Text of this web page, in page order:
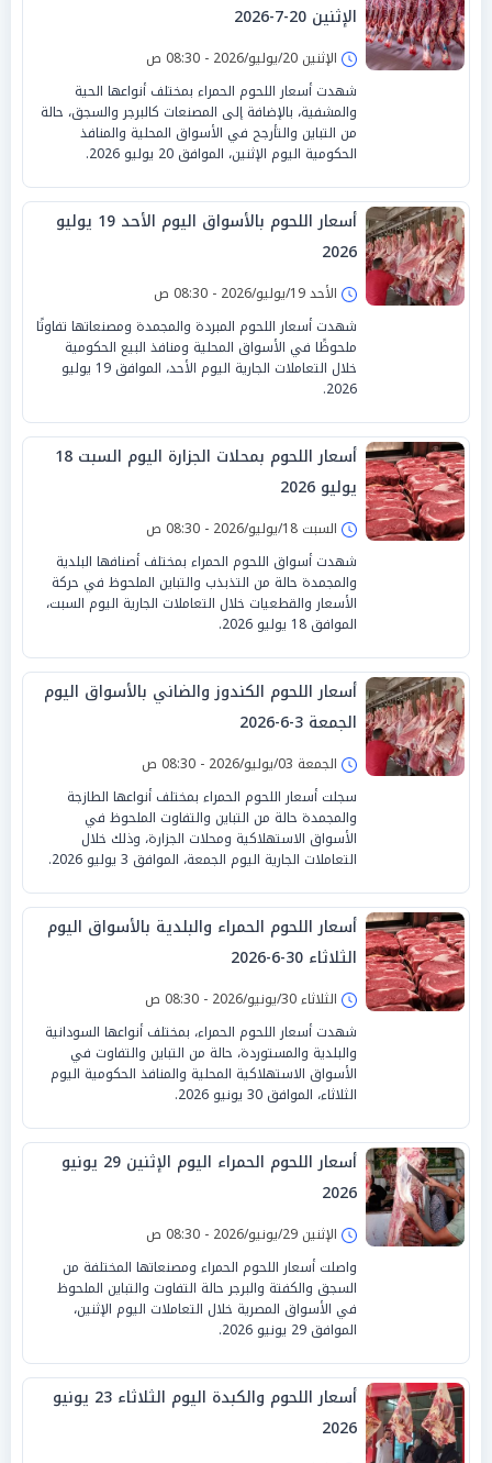
الإثنين 20-7-2026
الإثنين 20/يوليو/2026 - 08:30 ص
شهدت أسعار اللحوم الحمراء بمختلف أنواعها الحية
والمشفية، بالإضافة إلى المصنعات كالبرجر والسجق، حالة
من التباين والتأرجح في الأسواق المحلية والمنافذ
الحكومية اليوم الإثنين، الموافق 20 يوليو 2026.
أسعار اللحوم بالأسواق اليوم الأحد 19 يوليو
2026
الأحد 19/يوليو/2026 - 08:30 ص
شهدت أسعار اللحوم المبردة والمجمدة ومصنعاتها تفاوتًا
ملحوظًا في الأسواق المحلية ومنافذ البيع الحكومية
خلال التعاملات الجارية اليوم الأحد، الموافق 19 يوليو
2026.
أسعار اللحوم بمحلات الجزارة اليوم السبت 18
يوليو 2026
السبت 18/يوليو/2026 - 08:30 ص
شهدت أسواق اللحوم الحمراء بمختلف أصنافها البلدية
والمجمدة حالة من التذبذب والتباين الملحوظ في حركة
الأسعار والقطعيات خلال التعاملات الجارية اليوم السبت،
الموافق 18 يوليو 2026.
أسعار اللحوم الكندوز والضاني بالأسواق اليوم
الجمعة 3-6-2026
الجمعة 03/يوليو/2026 - 08:30 ص
سجلت أسعار اللحوم الحمراء بمختلف أنواعها الطازجة
والمجمدة حالة من التباين والتفاوت الملحوظ في
الأسواق الاستهلاكية ومحلات الجزارة، وذلك خلال
التعاملات الجارية اليوم الجمعة، الموافق 3 يوليو 2026.
أسعار اللحوم الحمراء والبلدية بالأسواق اليوم
الثلاثاء 30-6-2026
الثلاثاء 30/يونيو/2026 - 08:30 ص
شهدت أسعار اللحوم الحمراء، بمختلف أنواعها السودانية
والبلدية والمستوردة، حالة من التباين والتفاوت في
الأسواق الاستهلاكية المحلية والمنافذ الحكومية اليوم
الثلاثاء، الموافق 30 يونيو 2026.
أسعار اللحوم الحمراء اليوم الإثنين 29 يونيو
2026
الإثنين 29/يونيو/2026 - 08:30 ص
واصلت أسعار اللحوم الحمراء ومصنعاتها المختلفة من
السجق والكفتة والبرجر حالة التفاوت والتباين الملحوظ
في الأسواق المصرية خلال التعاملات اليوم الإثنين،
الموافق 29 يونيو 2026.
أسعار اللحوم والكبدة اليوم الثلاثاء 23 يونيو
2026